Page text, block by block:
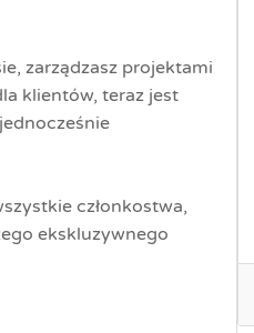
zarządzasz projektami
klientów, teraz jest
członkostwa,
ekskluzywnego